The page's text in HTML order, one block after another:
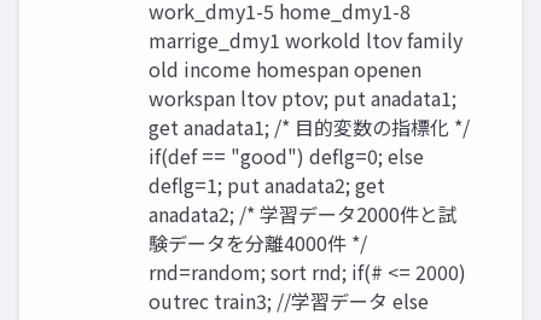
work_dmy1-5 home_dmy1-8
marrige_dmy1 workold ltov family
old income homespan openen
workspan ltov ptov; put anadata1;
get anadata1; /* 目的変数の指標化 */
if(def == "good") deflg=0; else
deflg=1; put anadata2; get
anadata2; /* 学習データ2000件と試
験データを分離4000件 */
rnd=random; sort rnd; if(# <= 2000)
outrec train3; //学習データ else